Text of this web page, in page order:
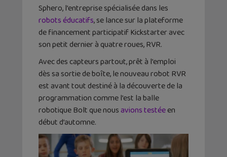
Sphero, l’entreprise spécialisée dans les
robots éducatifs, se lance sur la plateforme
de financement participatif Kickstarter avec
son petit dernier à quatre roues, RVR.
Avec des capteurs partout, prêt à l’emploi
dès sa sortie de boîte, le nouveau robot RVR
est avant tout destiné à la découverte de la
programmation comme l’est la balle
robotique Bolt que nousavions testéeen
début d’automne.